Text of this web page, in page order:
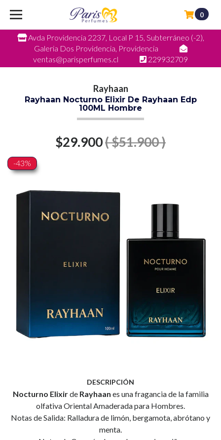
Avda Providencia 2237, Local P 15, Subterráneo (-2),
Galeria Dos Providencia, Providencia
ventas@parisperfumes.cl
229932709
0
Rayhaan
Rayhaan Nocturno Elixir De Rayhaan Edp
100ML Hombre
$29.900( $51.900 )
-43%
DESCRIPCIÓN
Nocturno Elixirde Rayhaan es una fragancia de la familia
olfativa Oriental Amaderada para Hombres.
Notas de Salida: Ralladura de limón, bergamota, abrótano y
menta.